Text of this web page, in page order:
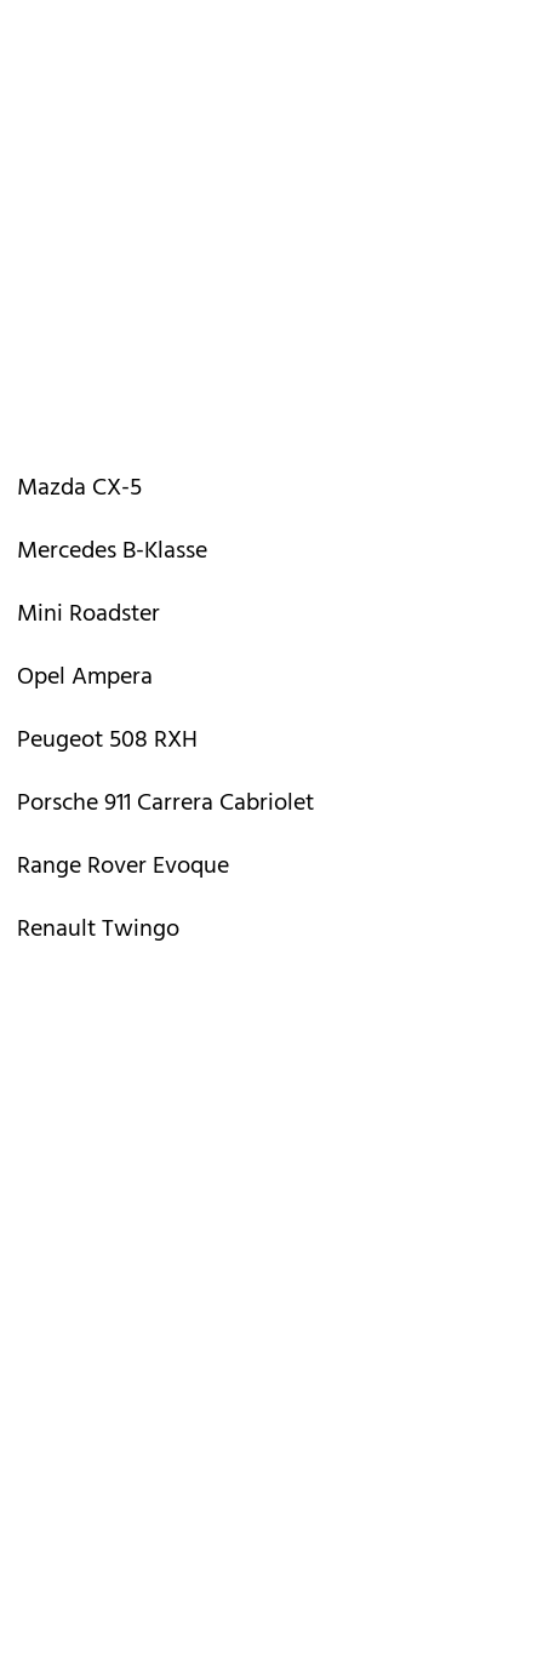
Mazda CX-5
Mercedes B-Klasse
Mini Roadster
Opel Ampera
Peugeot 508 RXH
Porsche 911 Carrera Cabriolet
Range Rover Evoque
Renault Twingo